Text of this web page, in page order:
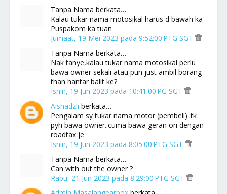
Tanpa Nama berkata…
Kalau tukar nama motosikal harus d bawah ka
Puspakom ka tuan
Jumaat, 19 Mei 2023 pada 9:52:00 PTG SGT
Tanpa Nama berkata…
Nak tanye,kalau tukar nama motosikal perlu
bawa owner sekali atau pun just ambil borang
than hantar balit ke?
Isnin, 19 Jun 2023 pada 10:41:00 PG SGT
Aishadzli berkata…
Pengalam sy tukar nama motor (pembeli)..tk
pyh bawa owner..cuma bawa geran ori dengan
roadtax je
Isnin, 19 Jun 2023 pada 8:05:00 PTG SGT
Tanpa Nama berkata…
Can with out the owner ?
Rabu, 21 Jun 2023 pada 8:29:00 PTG SGT